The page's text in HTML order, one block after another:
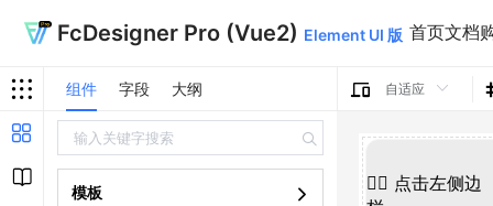
FcDesigner Pro (Vue2) Element UI 版 首页文档
组件 字段 大纲
模板
👈🏻 点击左侧边